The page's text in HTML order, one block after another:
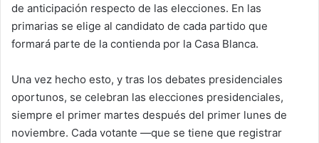
de anticipación respecto de las elecciones. En las
primarias se elige al candidato de cada partido que
formará parte de la contienda por la Casa Blanca.
Una vez hecho esto, y tras los debates presidenciales
oportunos, se celebran las elecciones presidenciales,
siempre el primer martes después del primer lunes de
noviembre. Cada votante —que se tiene que registrar